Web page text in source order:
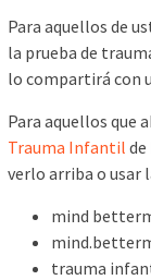
Para aquellos de
la prueba de
lo compartirá con
Para aquellos que
Trauma Infantil
verlo arriba o usar
mind
trauma